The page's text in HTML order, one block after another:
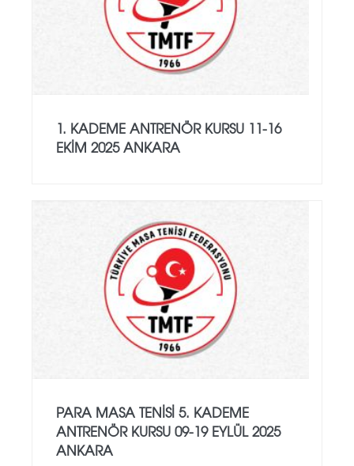
1. KADEME ANTRENÖR KURSU 11-16
EKİM 2025 ANKARA
PARA MASA TENISI 5. KADEME
ANTRENÖR KURSU 09-19 EYLÜL 2025
ANKARA